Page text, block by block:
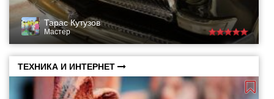
Тарас Кутузов
Мастер
ТЕХНИКА И ИНТЕРНЕТ